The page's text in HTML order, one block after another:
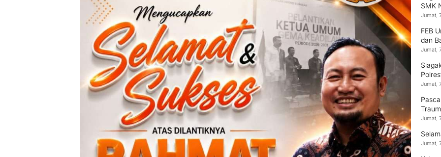
SMK
Jumat,
FEB
dan
Jumat,
Jumat,
Jumat,
Jumat,